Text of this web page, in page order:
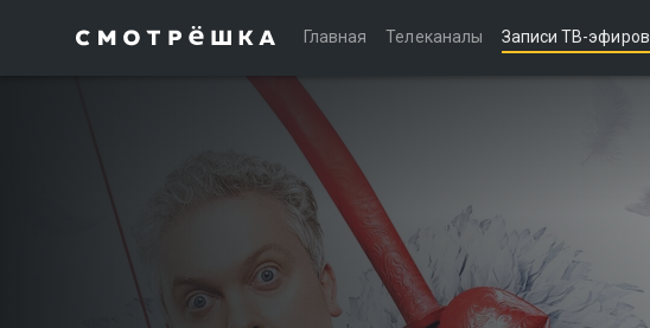
Главная Телеканалы Записи ТВ-эфиров